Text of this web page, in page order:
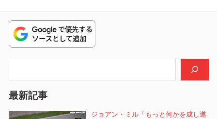
ビ
ゲ
ー
ン
稿:
最新記事
ジョアン・ミル「もっと何かを成し遂